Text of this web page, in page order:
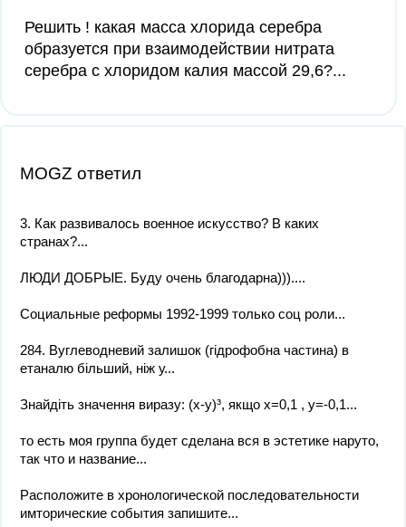
Решить ! какая масса хлорида серебра
образуется при взаимодействии нитрата
серебра с хлоридом калия массой 29,6?...
MOGZ ответил
3. Как развивалось военное искусство? В каких
странах?...
ЛЮДИ ДОБРЫЕ. Буду очень благодарна))).​...
Социальные реформы 1992-1999 только соц роли​...
284. Вуглеводневий залишок (гідрофобна частина) в
етаналю більший, ніж у...
Знайдіть значення виразу: (x-y)³, якщо x=0,1 , y=-0,1​...
то есть моя группа будет сделана вся в эстетике наруто,
так что и название...
Расположите в хронологической последовательности
имторические события запишите...